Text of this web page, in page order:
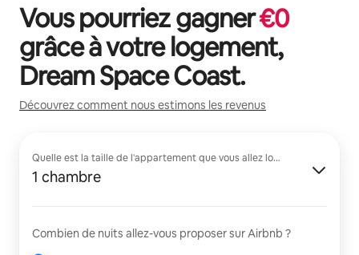
Vous pourriez gagner€0
grâce à votre logement,
Dream Space Coast.
Découvrez comment nous estimons les revenus
Quelle est la taille de l'appartement que vous allez louer ?
1 chambre
Combien de nuits allez-vous proposer sur Airbnb ?